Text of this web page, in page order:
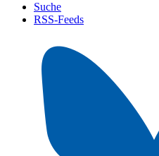
Suche
RSS-Feeds